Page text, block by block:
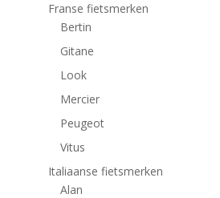
Franse fietsmerken
Bertin
Gitane
Look
Mercier
Peugeot
Vitus
Italiaanse fietsmerken
Alan